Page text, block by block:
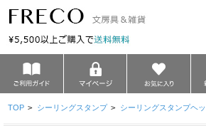
TOP > シーリングスタンプ > シーリングスタンプヘ